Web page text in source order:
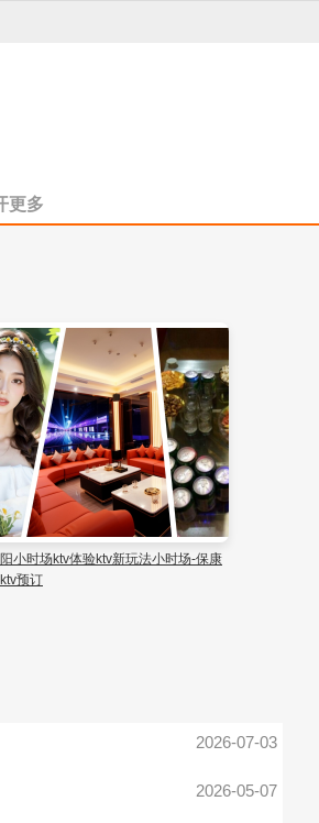
更多
小时场ktv体验ktv新玩法小时场-保康
预订
2026-07-03
2026-05-07